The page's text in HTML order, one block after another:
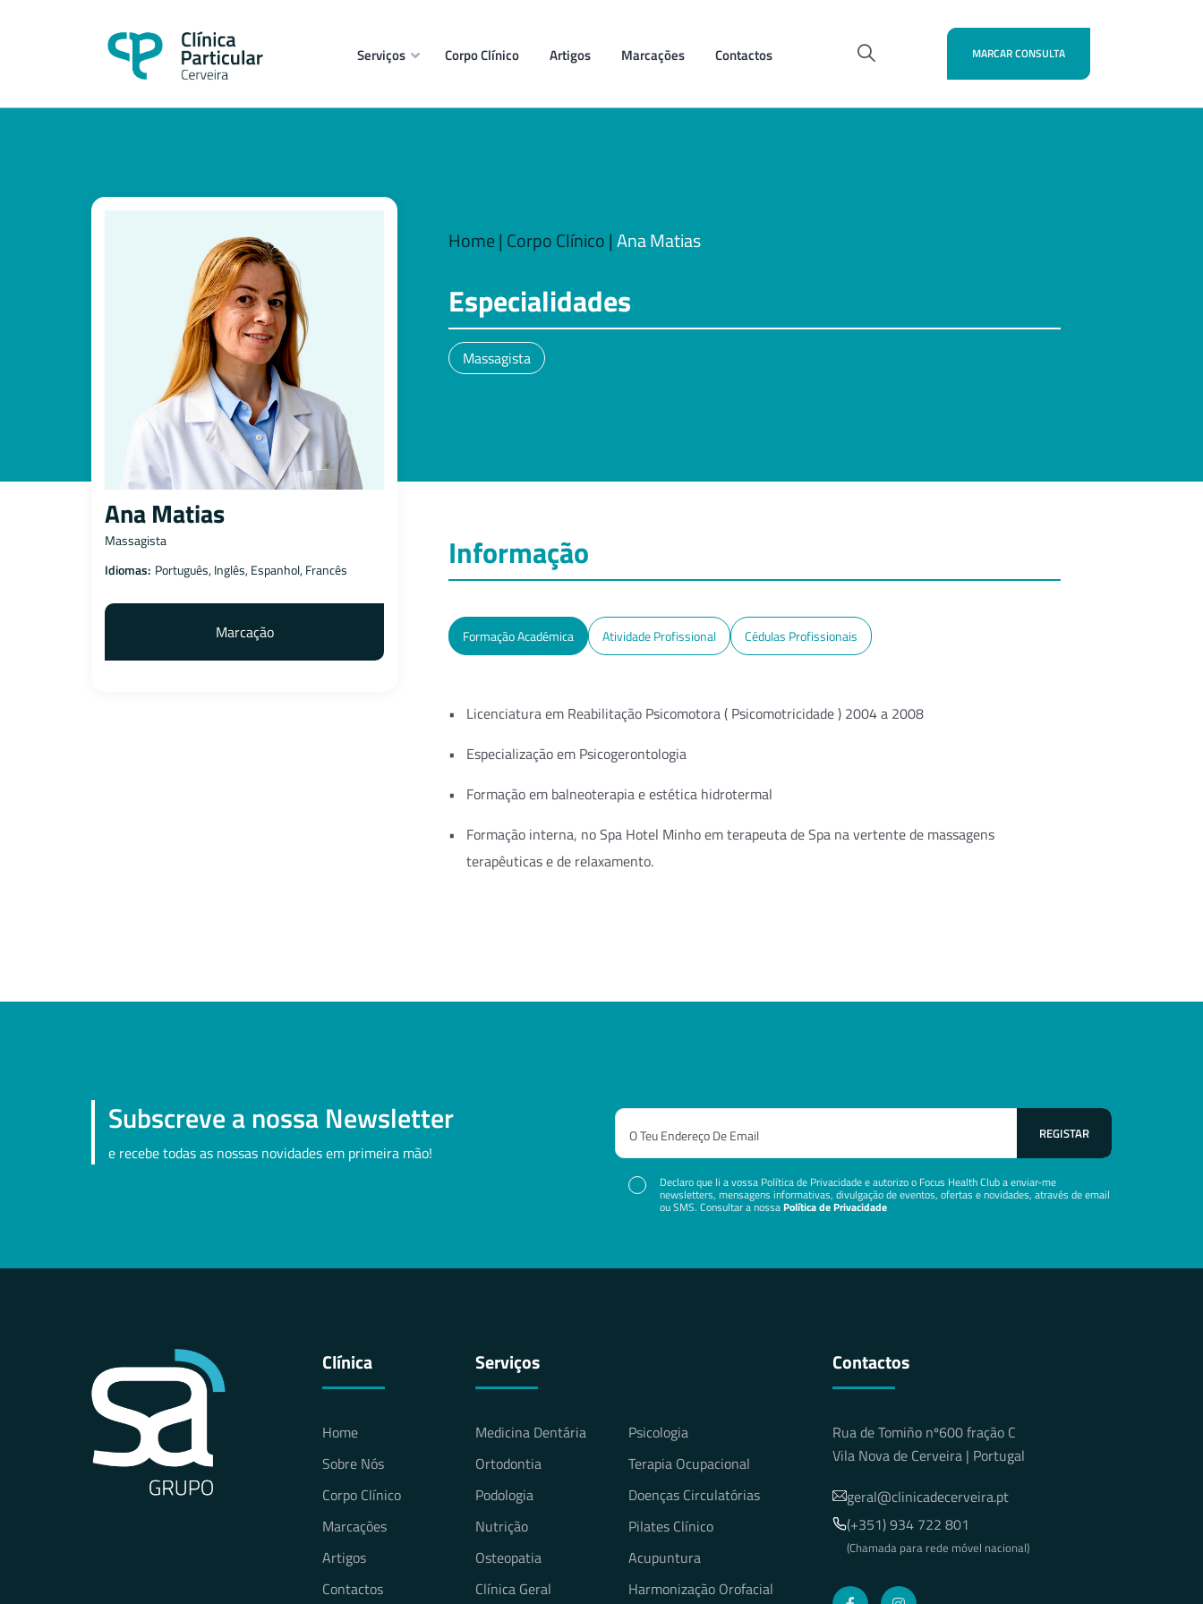
Serviços Corpo Clínico Artigos Marcações Contactos MARCAR CONSULTA
Ana Matias
Massagista
Idiomas: Português, Inglês, Espanhol, Francês
Marcação
Home| Corpo Clínico|Ana Matias
Especialidades
Massagista
Informação
Formação Académica Atividade Profissional Cédulas Profissionais
Licenciatura em Reabilitação Psicomotora ( Psicomotricidade ) 2004 a 2008
Especialização em Psicogerontologia
Formação em balneoterapia e estética hidrotermal
Formação interna, no Spa Hotel Minho em terapeuta de Spa na vertente de massagens
terapêuticas e de relaxamento.
Subscreve a nossa Newsletter
e recebe todas as nossas novidades em primeira mão!
Declaro que li a vossa Política de Privacidade e autorizo o Focus Health Club a enviar-me
newsletters, mensagens informativas, divulgação de eventos, ofertas e novidades, através de email
ou SMS. Consultar a nossaPolítica de Privacidade
Clínica
Home
Sobre Nós
Corpo Clínico
Marcações
Artigos
Contactos
Serviços
Medicina Dentária
Ortodontia
Podologia
Nutrição
Osteopatia
Clínica Geral
Psicologia
Terapia Ocupacional
Doenças Circulatórias
Pilates Clínico
Acupuntura
Harmonização Orofacial
Contactos
Rua de Tomiño nº600 fração C
Vila Nova de Cerveira | Portugal
geral@clinicadecerveira.pt
(+351) 934 722 801
(Chamada para rede móvel nacional)